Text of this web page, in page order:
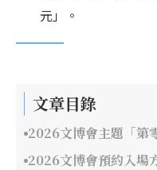
元」。
文章目錄
2026文博會主題「第
2026文博會預約入場